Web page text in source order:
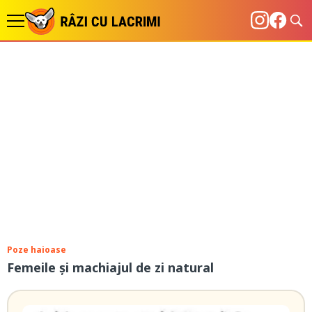
Poze haioase
Femeile și machiajul de zi natural